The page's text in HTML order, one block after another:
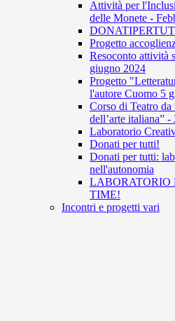
Attività per
delle Monete -
Progetto
Resoconto attività
giugno 2024
Progetto
l'autore Cuomo 5
Corso di Teatro da
dell’arte italiana” -
Laboratorio
Donati per tutti!
Donati per tutti:
nell'autonomia
LABORATORIO
TIME!
Incontri e progetti vari